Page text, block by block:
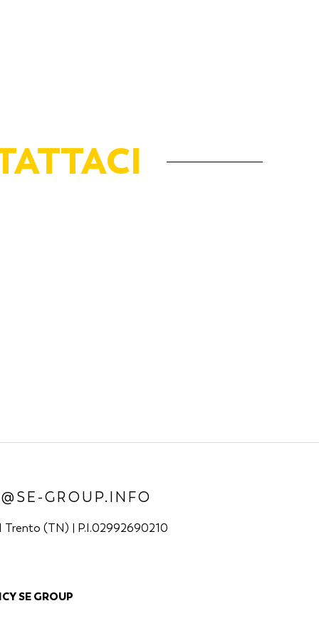
GROUP.INFO
Trento (TN) | P.I.02992690210
SE GROUP